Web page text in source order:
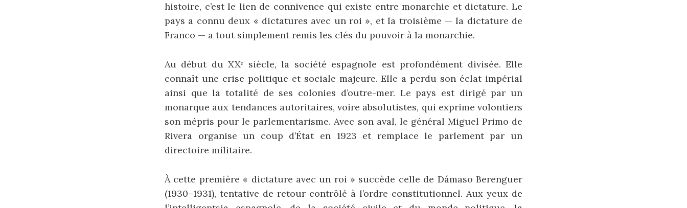
histoire, c’est le lien de connivence qui existe entre monarchie et dictature. Le
pays a connu deux « dictatures avec un roi », et la troisième — la dictature de
Franco — a tout simplement remis les clés du pouvoir à la monarchie.
Au début du XXᵉ siècle, la société espagnole est profondément divisée. Elle
connaît une crise politique et sociale majeure. Elle a perdu son éclat impérial
ainsi que la totalité de ses colonies d’outre-mer. Le pays est dirigé par un
monarque aux tendances autoritaires, voire absolutistes, qui exprime volontiers
son mépris pour le parlementarisme. Avec son aval, le général Miguel Primo de
Rivera organise un coup d’État en 1923 et remplace le parlement par un
directoire militaire.
À cette première « dictature avec un roi » succède celle de Dámaso Berenguer
(1930–1931), tentative de retour contrôlé à l’ordre constitutionnel. Aux yeux de